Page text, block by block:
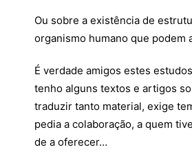
Ou sobre a existência de
organismo humano que podem
É verdade amigos estes
tenho alguns textos e artigos
traduzir tanto material, exige
pedia a colaboração, a quem
de a oferecer…